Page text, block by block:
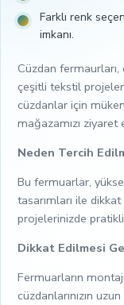
Farklı renk
imkanı.
Cüzdan fermaurları,
çeşitli tekstil
cüzdanlar için
mağazamızı ziyaret
Neden Tercih
Bu fermuarlar,
tasarımları ile dikkat
projelerinizde
Dikkat Edilmesi
Fermuarların
cüzdanlarınızın